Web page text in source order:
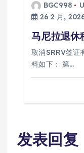
BGC998
26 2 月,
马尼拉退休
取消SRRV签证
料如下： 第…
发表回复